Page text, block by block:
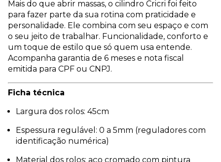
Mais do que abrir massas, o cilindro Cricri foi feito
para fazer parte da sua rotina com praticidade e
personalidade. Ele combina com seu espaço e com
o seu jeito de trabalhar. Funcionalidade, conforto e
um toque de estilo que só quem usa entende.
Acompanha garantia de 6 meses e nota fiscal
emitida para CPF ou CNPJ.
Ficha técnica
Largura dos rolos: 45cm
Espessura regulável: 0 a 5mm (reguladores com
identificação numérica)
Material dos rolos: aço cromado com pintura